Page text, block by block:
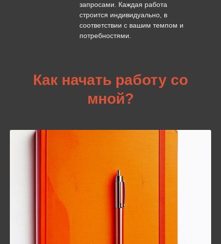
запросами. Каждая работа
строится индивидуально, в
соответствии с вашим темпом и
потребностями.
Как начать работу со
мной?